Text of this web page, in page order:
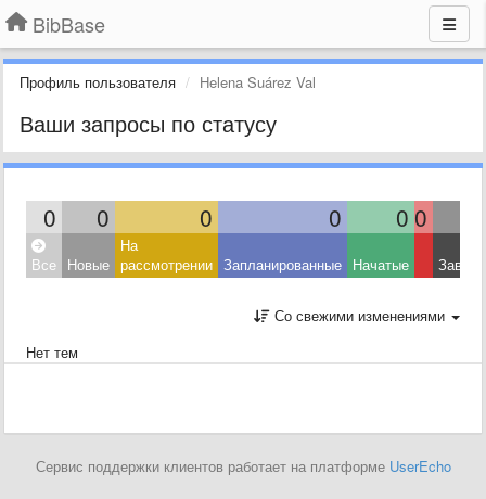
BibBase
Профиль пользователя Helena Suárez Val
Ваши запросы по статусу
0 0 0 0 0 0
Все Новые
На
рассмотрении Запланированные Начатые
Со свежими изменениями
Нет тем
Сервис поддержки клиентов работает на платформе UserEcho